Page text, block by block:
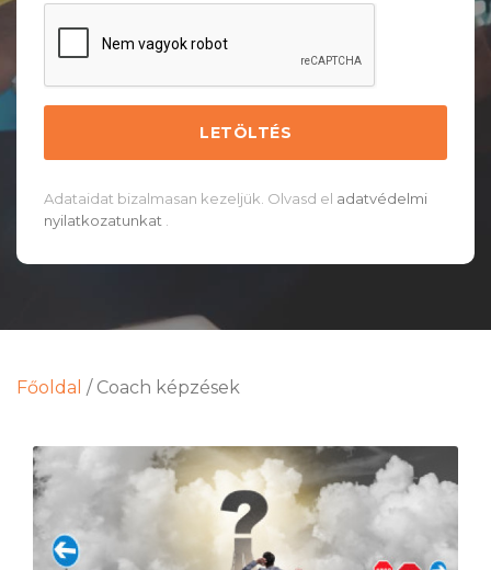
Adataidat bizalmasan kezeljük. Olvasd el adatvédelmi
nyilatkozatunkat
Főoldal / Coach képzések